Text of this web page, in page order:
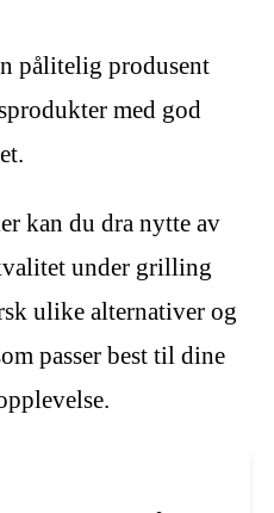
pålitelig produsent
med god
kan du dra nytte av
under grilling
ulike alternativer og
passer best til dine